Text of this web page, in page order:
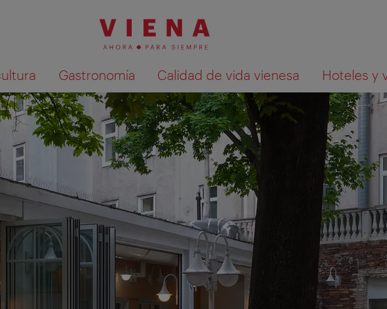
Gastronomía Calidad de vida vienesa Hoteles y
Mostrar resultados de la búsqueda en el mapa